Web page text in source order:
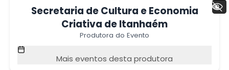
Secretaria de Cultura e Economia
Criativa de Itanhaém
Produtora do Evento
Mais eventos desta produtora
+ Acessibilidade